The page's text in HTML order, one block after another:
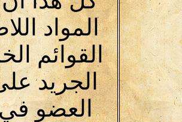
المواد
القوائم
الجريد
العضو